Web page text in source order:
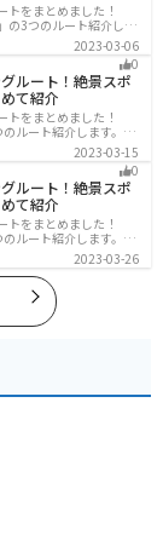
トをまとめました！
の3つのルート紹介しま
ルメを満喫するツーリ
にツーリングに行く際
2023-03-06
0
ルート！絶景スポ
て紹介
トをまとめました！
のルート紹介します。キ
歴史や自然を満喫する
宮城県にツーリングに
2023-03-15
0
ルート！絶景スポ
て紹介
トをまとめました！
のルート紹介します。諏
国でも有名なツーリン
クで長野県にツーリン
。
2023-03-26